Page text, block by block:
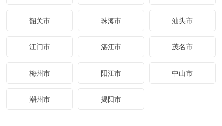
韶关市 珠海市 汕头市
江门市 湛江市 茂名市
梅州市 阳江市 中山市
潮州市 揭阳市